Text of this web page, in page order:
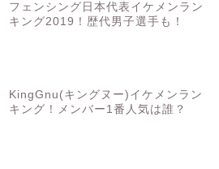
フェンシング日本代表イケメンラン
キング2019！歴代男子選手も！
KingGnu(キングヌー)イケメンラン
キング！メンバー1番人気は誰？